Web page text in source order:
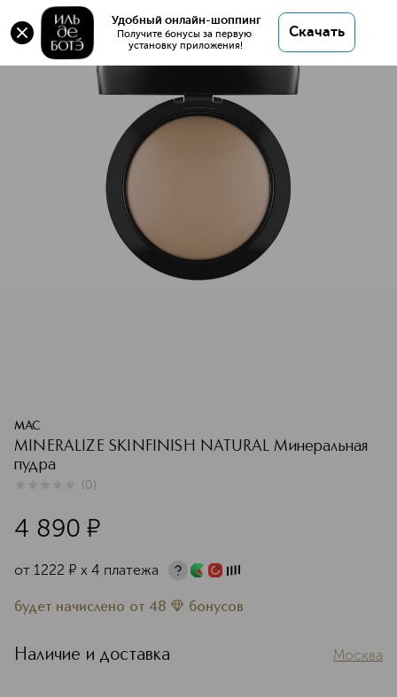
Удобный онлайн-шоппинг
Получите бонусы за первую
установку приложения!
Скачать
Оригинал 💯 MINERALIZE SKINFINISH NATURAL
Минеральная пудра купить в интернет магазине
ИЛЬ ДЕ БОТЭ с доставкой.
MINERALIZE SKINFINISH NATURAL Минеральная пудра
Характеристики
MAC
MINERALIZE SKINFINISH NATURAL Минеральная
пудра
(0)
4 890 ¤
от 1222 ¤ х 4 платежа
будет начислено от 48 бонусов
Наличие и доставка Москва